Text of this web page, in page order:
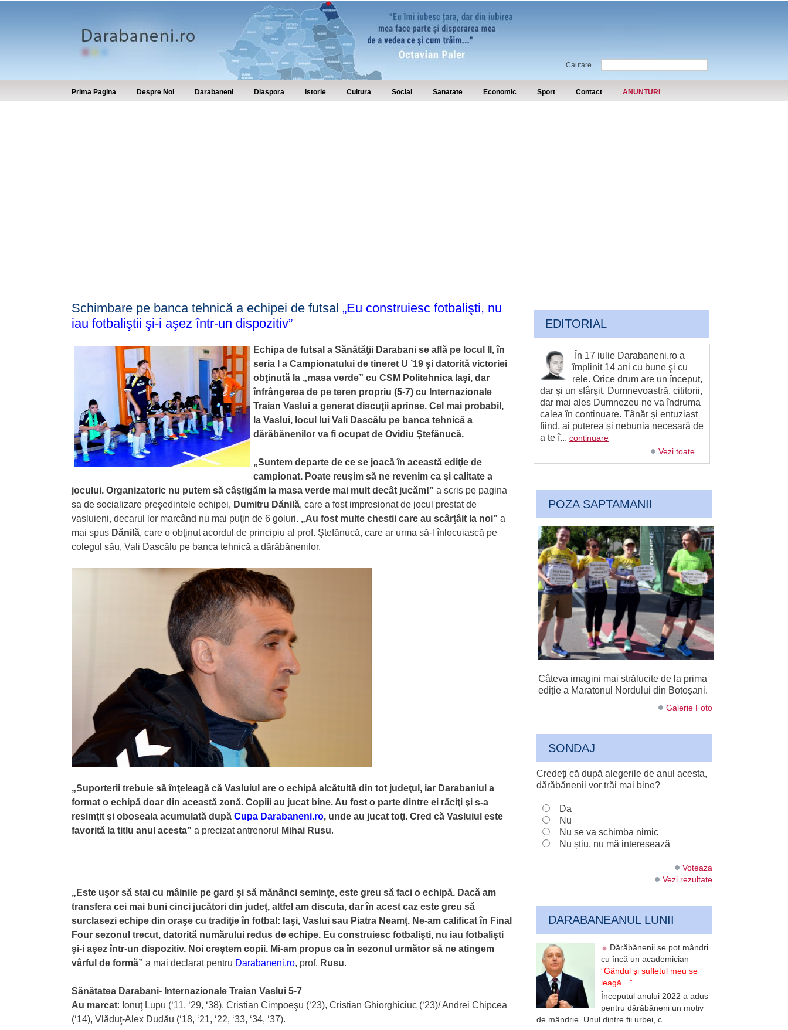
Cautare
Prima Pagina Despre Noi Darabaneni Diaspora Istorie Cultura Social Sanatate Economic Sport Contact ANUNTURI
Schimbare pe banca tehnică a echipei de futsal „Eu construiesc fotbalişti, nu
iau fotbaliştii şi-i aşez într-un dispozitiv”
Echipa de futsal a Sănătăţii Darabani se află pe locul II, în
seria I a Campionatului de tineret U ’19 şi datorită victoriei
obţinută la „masa verde” cu CSM Politehnica Iaşi, dar
înfrângerea de pe teren propriu (5-7) cu Internazionale
Traian Vaslui a generat discuţii aprinse. Cel mai probabil,
la Vaslui, locul lui Vali Dascălu pe banca tehnică a
dărăbănenilor va fi ocupat de Ovidiu Ştefănucă.
„Suntem departe de ce se joacă în această ediţie de
campionat. Poate reuşim să ne revenim ca şi calitate a
jocului. Organizatoric nu putem să câştigăm la masa verde mai mult decât jucăm!” a scris pe pagina
sa de socializare preşedintele echipei, Dumitru Dănilă, care a fost impresionat de jocul prestat de
vasluieni, decarul lor marcând nu mai puţin de 6 goluri. „Au fost multe chestii care au scârţâit la noi” a
mai spus Dănilă, care o obţinut acordul de principiu al prof. Ştefănucă, care ar urma să-l înlocuiască pe
colegul său, Vali Dascălu pe banca tehnică a dărăbănenilor.
„Suporterii trebuie să înţeleagă că Vasluiul are o echipă alcătuită din tot judeţul, iar Darabaniul a
format o echipă doar din această zonă. Copiii au jucat bine. Au fost o parte dintre ei răciţi şi s-a
resimţit şi oboseala acumulată după Cupa Darabaneni.ro, unde au jucat toţi. Cred că Vasluiul este
favorită la titlu anul acesta” a precizat antrenorul Mihai Rusu.
„Este uşor să stai cu mâinile pe gard şi să mănânci seminţe, este greu să faci o echipă. Dacă am
transfera cei mai buni cinci jucători din judeţ, altfel am discuta, dar în acest caz este greu să
surclasezi echipe din oraşe cu tradiţie în fotbal: Iaşi, Vaslui sau Piatra Neamţ. Ne-am calificat în Final
Four sezonul trecut, datorită numărului redus de echipe. Eu construiesc fotbalişti, nu iau fotbalişti
şi-i aşez într-un dispozitiv. Noi creştem copii. Mi-am propus ca în sezonul următor să ne atingem
vârful de formă” a mai declarat pentru Darabaneni.ro, prof. Rusu.
Sănătatea Darabani- Internazionale Traian Vaslui 5-7
Au marcat: Ionuţ Lupu (‘11, ‘29, ‘38), Cristian Cimpoeşu (‘23), Cristian Ghiorghiciuc (‘23)/ Andrei Chipcea
(‘14), Vlăduţ-Alex Dudău (‘18, ‘21, ‘22, ‘33, ‘34, ‘37).
EDITORIAL
În 17 iulie Darabaneni.ro a
împlinit 14 ani cu bune şi cu
rele. Orice drum are un început,
dar şi un sfârşit. Dumnevoastră, cititorii,
dar mai ales Dumnezeu ne va îndruma
calea în continuare. Tânăr și entuziast
fiind, ai puterea și nebunia necesară de
a te î... continuare
Vezi toate
POZA SAPTAMANII
Câteva imagini mai strălucite de la prima
ediție a Maratonul Nordului din Botoșani.
Galerie Foto
SONDAJ
Credeți că după alegerile de anul acesta,
dărăbănenii vor trăi mai bine?
Da
Nu
Nu se va schimba nimic
Nu știu, nu mă interesează
Voteaza
Vezi rezultate
DARABANEANUL LUNII
Dărăbănenii se pot mândri
cu încă un academician
”Gândul și sufletul meu se
leagă…”
Începutul anului 2022 a adus
pentru dărăbăneni un motiv
de mândrie. Unul dintre fii urbei, c...